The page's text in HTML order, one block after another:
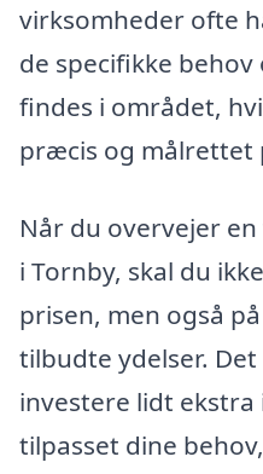
virksomheder ofte
de specifikke
findes i området,
præcis og målrettet
Når du overvejer
i Tornby, skal du
prisen, men også
tilbudte ydelser.
investere lidt ekstra
tilpasset dine